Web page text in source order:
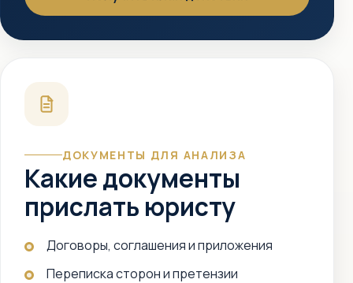
ДОКУМЕНТЫ ДЛЯ АНАЛИЗА
Какие документы
прислать юристу
Договоры, соглашения и приложения
Переписка сторон и претензии